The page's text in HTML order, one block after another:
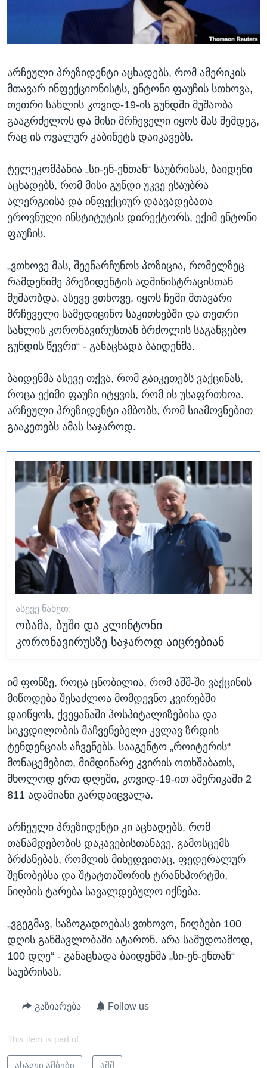
ᲡᲢᲣᲓᲘᲐ ᲕᲐᲨᲘᲜᲒᲢᲝᲜᲘ
ᲯᲐᲜᲛᲠᲗᲔᲚᲝᲑᲐ
ᲘᲜᲢᲔᲠᲕᲘᲣ
ᲙᲣᲚᲢᲣᲠᲐ
ᲒᲐᲚᲘᲚᲔᲝ
ᲓᲔᲖᲘᲜᲤᲝᲠᲛᲐᲪᲘᲐ
Learning English
ენები
არჩეული პრეზიდენტი აცხადებს, რომ ამერიკის
მთავარ ინფექციონისტს, ენტონი ფაუჩის სთხოვა,
თეთრი სახლის კოვიდ-19-ის გუნდში მუშაობა
გააგრძელოს და მისი მრჩეველი იყოს მას შემდეგ,
რაც ის ოვალურ კაბინეტს დაიკავებს.
ტელეკომპანია „სი-ენ-ენთან“ საუბრისას, ბაიდენი
აცხადებს, რომ მისი გუნდი უკვე ესაუბრა
ალერგიისა და ინფექციურ დაავადებათა
ეროვნული ინსტიტუტის დირექტორს, ექიმ ენტონი
ფაუჩის.
„ვთხოვე მას, შეენარჩუნოს პოზიცია, რომელზეც
რამდენიმე პრეზიდენტის ადმინისტრაცისთან
მუშაობდა. ასევე ვთხოვე, იყოს ჩემი მთავარი
მრჩეველი სამედიცინო საკითხებში და თეთრი
სახლის კორონავირუსთან ბრძოლის საგანგებო
გუნდის წევრი“ - განაცხადა ბაიდენმა.
ბაიდენმა ასევე თქვა, რომ გაიკეთებს ვაქცინას,
როცა ექიმი ფაუჩი იტყვის, რომ ის უსაფრთხოა.
არჩეული პრეზიდენტი ამბობს, რომ სიამოვნებით
გააკეთებს ამას საჯაროდ.
ᲐᲡᲔᲕᲔ ᲜᲐᲮᲔᲗ:
ობამა, ბუში და კლინტონი
კორონავირუსზე საჯაროდ აიცრებიან
იმ ფონზე, როცა ცნობილია, რომ აშშ-ში ვაქცინის
მიწოდება შესაძლოა მომდევნო კვირებში
დაიწყოს, ქვეყანაში ჰოსპიტალიზებისა და
სიკვდილობის მაჩვენებელი კვლავ ზრდის
ტენდენციას აჩვენებს. სააგენტო „როიტერის“
მონაცემებით, მიმდინარე კვირის ოთხშაბათს,
მხოლოდ ერთ დღეში, კოვიდ-19-ით ამერიკაში 2
811 ადამიანი გარდაიცვალა.
არჩეული პრეზიდენტი კი აცხადებს, რომ
თანამდებობის დაკავებისთანავე, გამოსცემს
ბრძანებას, რომლის მიხედვითაც, ფედერალურ
შენობებსა და შტატთაშორის ტრანსპორტში,
ნიღბის ტარება სავალდებულო იქნება.
„ვგეგმავ, საზოგადოებას ვთხოვო, ნიღბები 100
დღის განმავლობაში ატარონ. არა სამუდოამოდ,
100 დღე“ - განაცხადა ბაიდენმა „სი-ენ-ენთან“
საუბრისას.
გაზიარება Follow us
This item is part of
ახალი ამბები აშშ